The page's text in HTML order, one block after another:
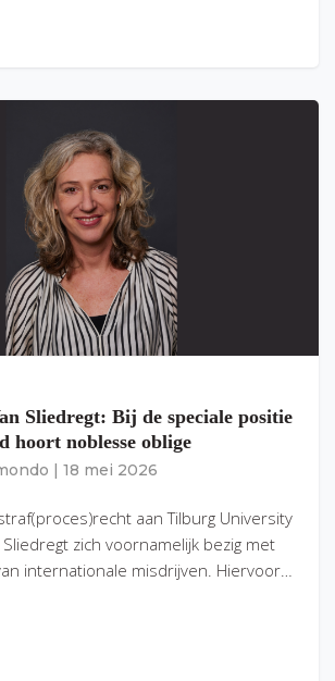
Sliedregt: Bij de speciale positie
hoort noblesse oblige
18 mei 2026
aan Tilburg University
zich voornamelijk bezig met
internationale misdrijven. Hiervoor…